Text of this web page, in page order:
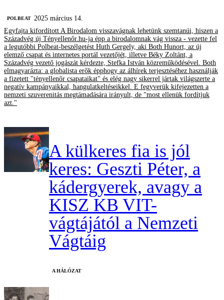
‎POLBEAT
2025 március 14.
Egyfajta kifordított A Birodalom visszavágnak lehetünk szemtanúi, hiszen a
Századvég új Tényellenőr.hu-ja épp a birodalomnak vág vissza - vezette fel
a legutóbbi Polbeat-beszélgetést Huth Gergely, aki Both Hunort, az új
elemző csapat és internetes portál vezetőjét, illetve Béky Zoltánt, a
Századvég vezető jogászát kérdezte, Stefka István közreműködésével. Both
elmagyarázta: a globalista erők épphogy az álhírek terjesztéséhez használják
a fizetett "tényellenőr csapataikat" és elég nagy sikerrel jártak világszerte a
negatív kampányaikkal, hangulatkeltéseikkel. E fegyverük kifejezetten a
nemzeti szuverenitás megtámadására irányult, de "most ellenük fordítjuk
azt."
A külkeres fia is jól
keres: Geszti Péter, a
kádergyerek, avagy a
KISZ KB VIT-
vágtájától a Nemzeti
Vágtáig
A HÁLÓZAT